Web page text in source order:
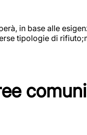
in base alle
tipologie di
comuni